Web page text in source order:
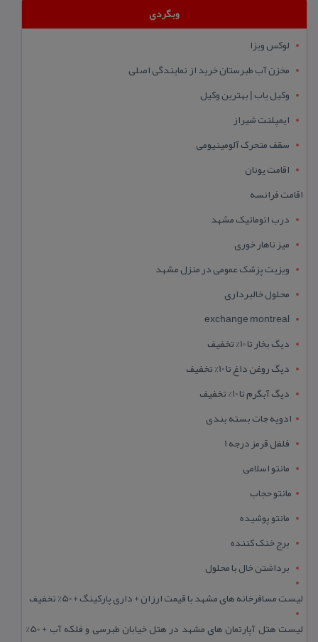
وبگردی
لوکس ویزا
مخزن آب طبرستان خرید از نمایندگی اصلی
وکیل یاب | بهترین وکیل
ایمپلنت شیراز
سقف متحرک آلومینیومی
اقامت یونان
اقامت فرانسه
درب اتوماتیک مشهد
میز ناهار خوری
ویزیت پزشک عمومی در منزل مشهد
محلول خالبرداری
exchange montreal
دیگ بخار تا 10% تخفیف
دیگ روغن داغ تا 10% تخفیف
دیگ آبگرم تا 10% تخفیف
ادویه جات بسته بندی
فلفل قرمز درجه 1
مانتو اسلامی
مانتو حجاب
مانتو پوشیده
برج خنک کننده
برداشتن خال با محلول
لیست مسافرخانه های مشهد با قیمت ارزان + داری پارکینگ + 50% تخفیف
لیست هتل آپارتمان های مشهد در هتل خیابان طبرسی و فلکه آب + 50%